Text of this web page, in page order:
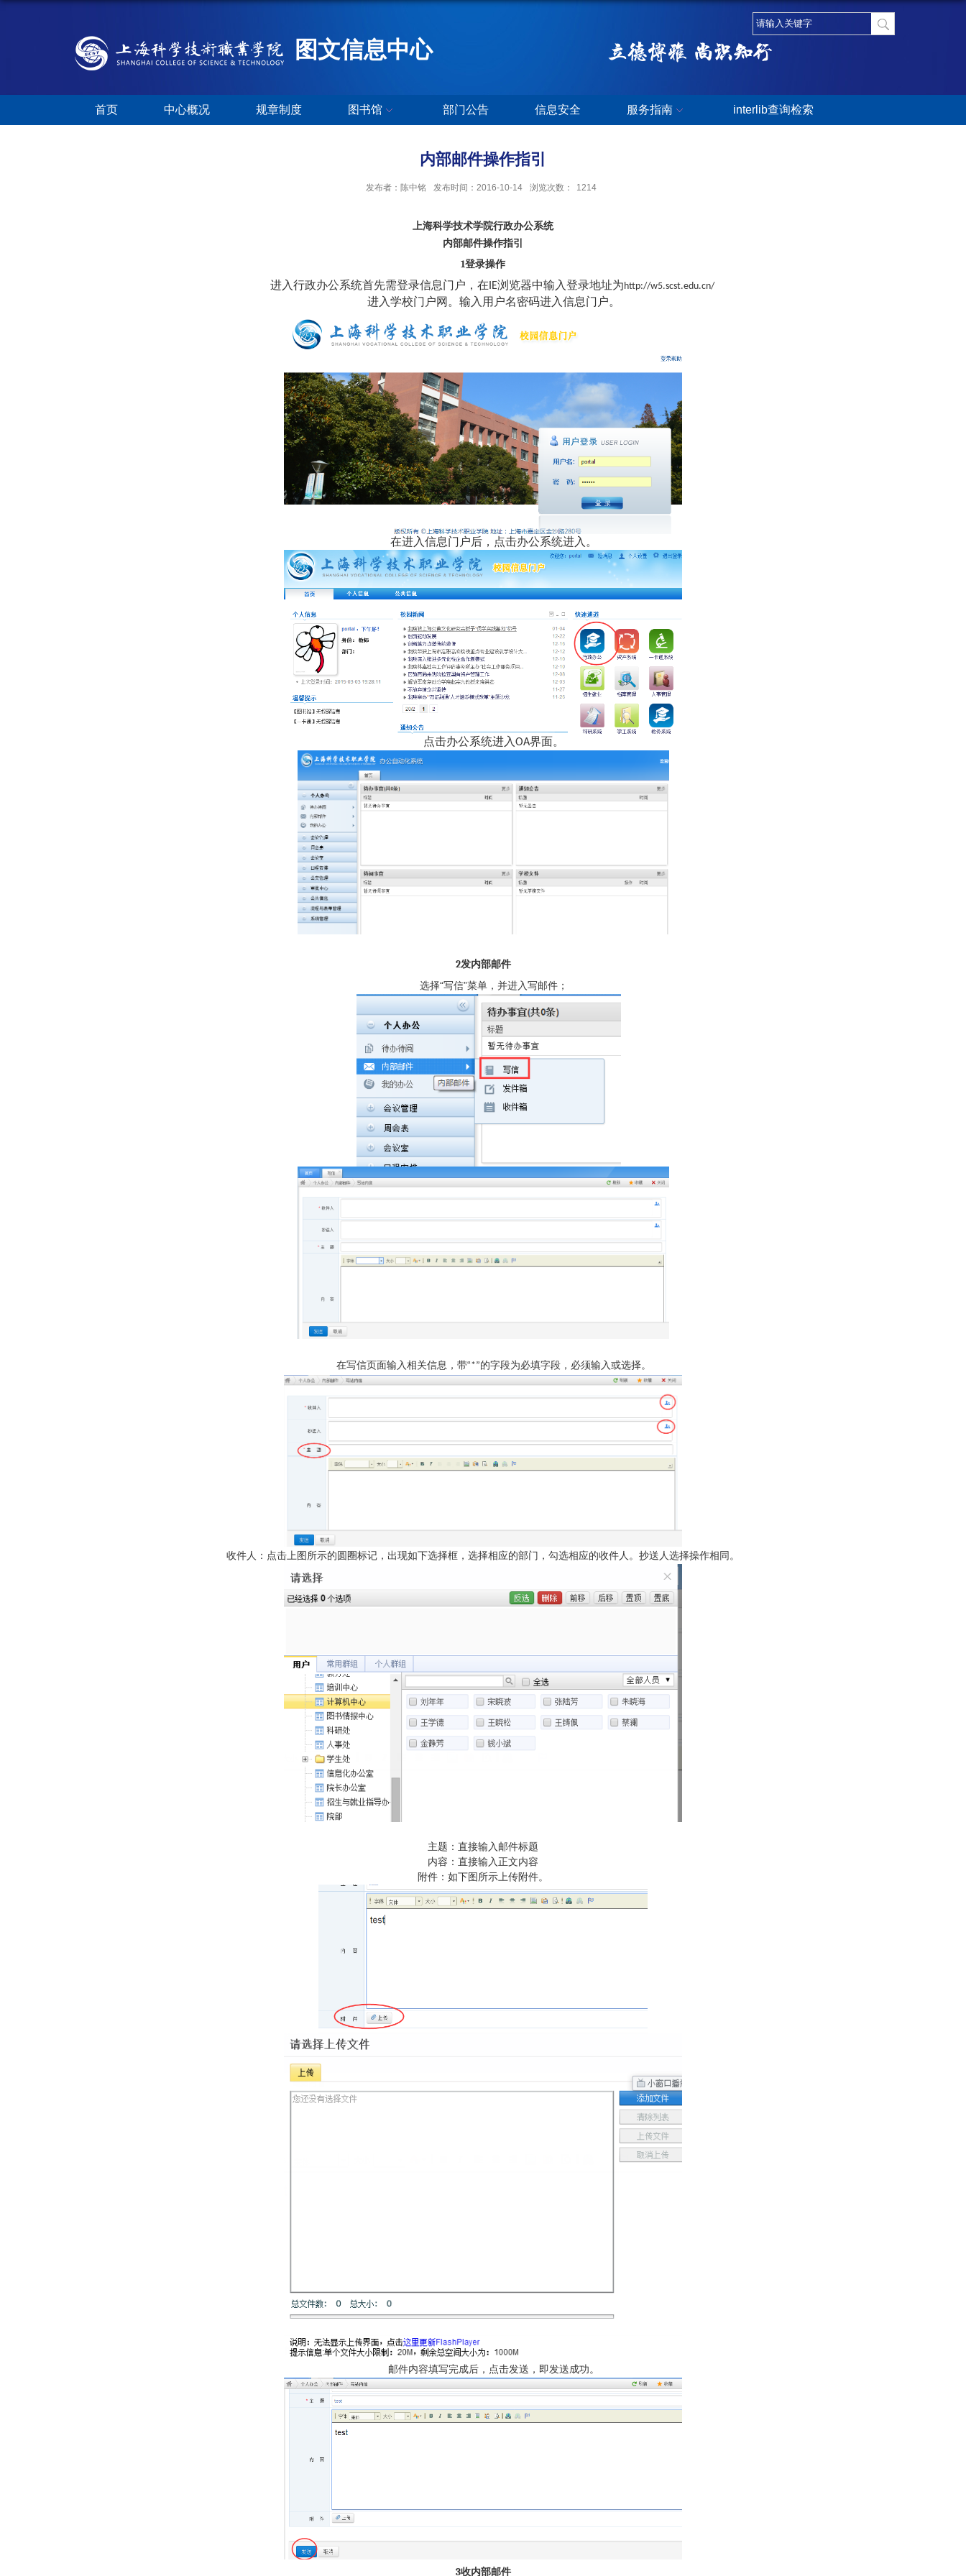
图文信息中心
首页 中心概况 规章制度 图书馆 部门公告 信息安全 服务指南 interlib查询检索
内部邮件操作指引
发布者：陈中铭 发布时间：2016-10-14 浏览次数： 1214
上海科学技术学院行政办公系统
内部邮件操作指引
1登录操作
进入行政办公系统首先需登录信息门户，在 IE浏览器中输入登录地址为 http://w5.scst.edu.cn/
进入学校门户网。输入用户名密码进入信息门户。
在进入信息门户后，点击办公系统进入。
点击办公系统进入OA界面。
2发内部邮件
选择“写信”菜单，并进入写邮件；
在写信页面输入相关信息，带“*”的字段为必填字段，必须输入或选择。
收件人：点击上图所示的圆圈标记，出现如下选择框，选择相应的部门，勾选相应的收件人。抄送人选择操作相同。
主题：直接输入邮件标题
内容：直接输入正文内容
附件：如下图所示上传附件。
邮件内容填写完成后，点击发送，即发送成功。
3收内部邮件